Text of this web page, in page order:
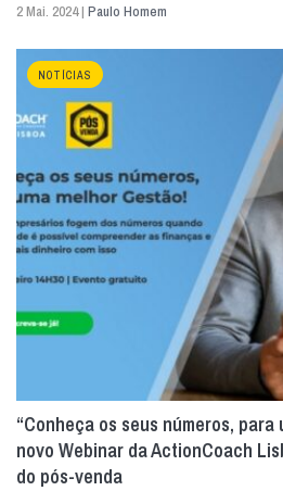
2 Mai. 2024 | Paulo Homem
NOTÍCIAS
“Conheça os seus números, para
novo Webinar da ActionCoach
do pós-venda